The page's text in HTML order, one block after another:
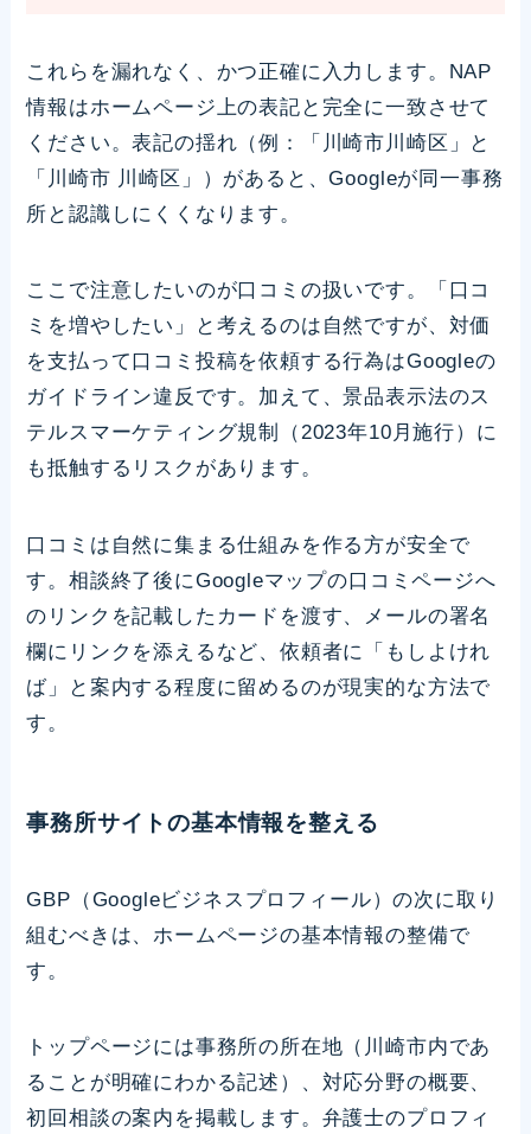
これらを漏れなく、かつ正確に入力します。NAP
情報はホームページ上の表記と完全に一致させて
ください。表記の揺れ（例：「川崎市川崎区」と
「川崎市 川崎区」）があると、Googleが同一事務
所と認識しにくくなります。
ここで注意したいのが口コミの扱いです。「口コ
ミを増やしたい」と考えるのは自然ですが、対価
を支払って口コミ投稿を依頼する行為はGoogleの
ガイドライン違反です。加えて、景品表示法のス
テルスマーケティング規制（2023年10月施行）に
も抵触するリスクがあります。
口コミは自然に集まる仕組みを作る方が安全で
す。相談終了後にGoogleマップの口コミページへ
のリンクを記載したカードを渡す、メールの署名
欄にリンクを添えるなど、依頼者に「もしよけれ
ば」と案内する程度に留めるのが現実的な方法で
す。
事務所サイトの基本情報を整える
GBP（Googleビジネスプロフィール）の次に取り
組むべきは、ホームページの基本情報の整備で
す。
トップページには事務所の所在地（川崎市内であ
ることが明確にわかる記述）、対応分野の概要、
初回相談の案内を掲載します。弁護士のプロフィ